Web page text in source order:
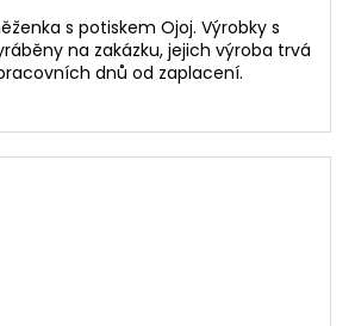
s potiskem Ojoj. Výrobky s
na zakázku, jejich výroba trvá
dnů od zaplacení.